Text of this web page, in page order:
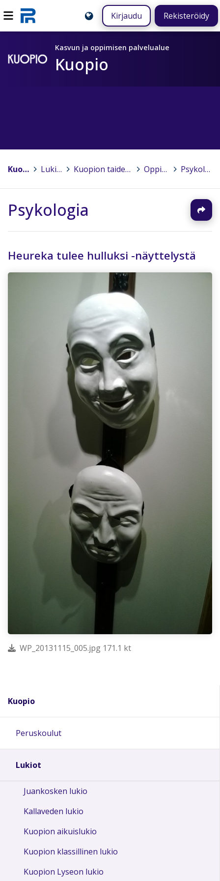
Kirjaudu Rekisteröidy
Kasvun ja oppimisen palvelualue
Kuopio
Kuopio Lukiot > Kuopion taidelukio Lumit Oppiaineet > Psykologia
Psykologia
Heureka tulee hulluksi -näyttelystä
WP_20131115_005.jpg 171.1 kt
Kuopio
Peruskoulut
Lukiot
Juankosken lukio
Kallaveden lukio
Kuopion aikuislukio
Kuopion klassillinen lukio
Kuopion Lyseon lukio